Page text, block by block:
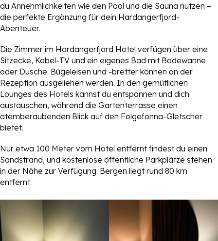
du Annehmlichkeiten wie den Pool und die Sauna nutzen –
die perfekte Ergänzung für dein Hardangerfjord-
Abenteuer.
Die Zimmer im Hardangerfjord Hotel verfügen über eine
Sitzecke, Kabel-TV und ein eigenes Bad mit Badewanne
oder Dusche. Bügeleisen und -bretter können an der
Rezeption ausgeliehen werden. In den gemütlichen
Lounges des Hotels kannst du entspannen und dich
austauschen, während die Gartenterrasse einen
atemberaubenden Blick auf den Folgefonna-Gletscher
bietet.
Nur etwa 100 Meter vom Hotel entfernt findest du einen
Sandstrand, und kostenlose öffentliche Parkplätze stehen
in der Nähe zur Verfügung. Bergen liegt rund 80 km
entfernt.